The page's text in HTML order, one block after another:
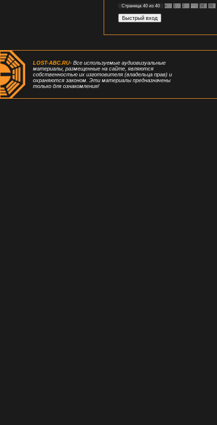
Страница 40 из 40 « 1 2 38 39
LOST-ABC.RU- Все используемые аудиовизуальные
материалы, размещенные на сайте, являются
собственностью их изготовителя (владельца прав) и
охраняются законом. Эти материалы предназначены
только для ознакомления!